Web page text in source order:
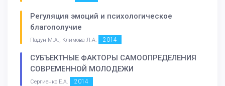
Регуляция эмоций и психологическое
благополучие
Падун М.А., Климова Л.А. 2014
СУБЪЕКТНЫЕ ФАКТОРЫ САМООПРЕДЕЛЕНИЯ
СОВРЕМЕННОЙ МОЛОДЕЖИ
Сергиенко Е.А. 2014